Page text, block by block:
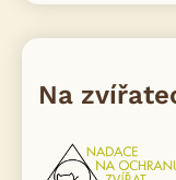
Na